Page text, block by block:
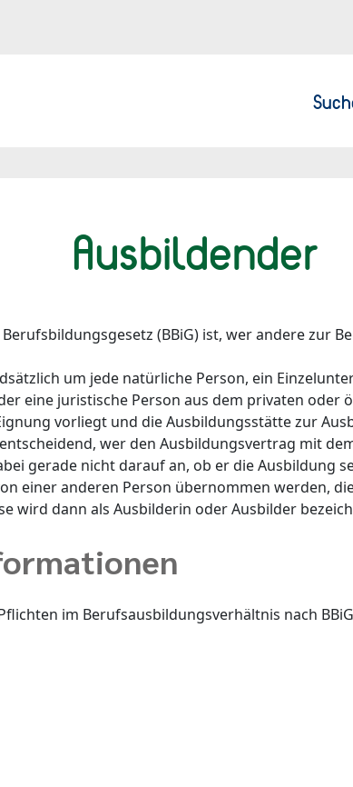
Ausbildender
(BBiG) ist, wer andere zur
um jede natürliche Person, ein
eine juristische Person aus dem privaten oder
vorliegt und die Ausbildungsstätte zur
wer den Ausbildungsvertrag mit
gerade nicht darauf an, ob er die Ausbildung
einer anderen Person übernommen werden,
wird dann als Ausbilderin oder Ausbilder
im Berufsausbildungsverhältnis nach